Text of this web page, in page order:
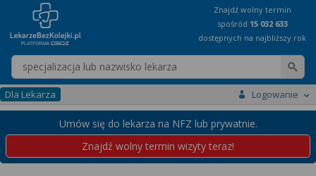
Znajdź wolny termin
spośród 15 032 633
dostępnych na najbliższy rok
Wpisz nazwę lekarza
Dla Lekarza Logowanie
Umów się do lekarza na NFZ lub prywatnie.
Znajdź wolny termin wizyty teraz!